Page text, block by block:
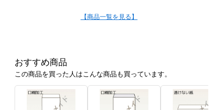
【商品一覧を見る】
おすすめ商品
この商品を買った人はこんな商品も買っています。